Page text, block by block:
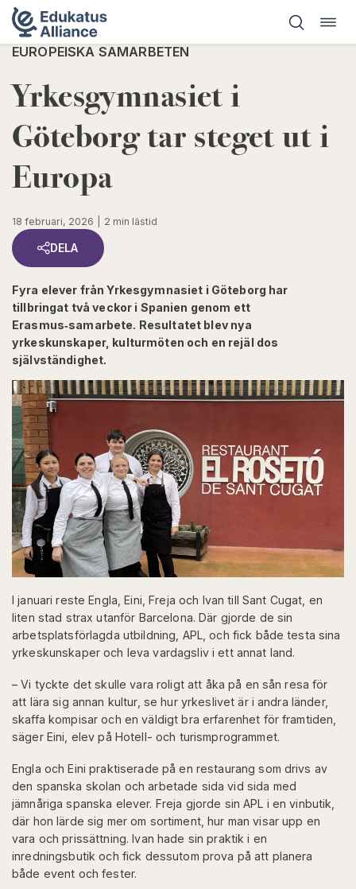
Hoppa
till
Yrkes­gymnasiet i
Göteborg tar steget ut i
Europa
EUROPEISKA SAMARBETEN
18 februari, 2026 2 min lästid
DELA
Fyra elever från Yrkesgymnasiet i Göteborg har
tillbringat två veckor i Spanien genom ett
Erasmus‑samarbete. Resultatet blev nya
yrkeskunskaper, kulturmöten och en rejäl dos
självständighet.
I januari reste Engla, Eini, Freja och Ivan till Sant Cugat, en
liten stad strax utanför Barcelona. Där gjorde de sin
arbetsplatsförlagda utbildning, APL, och fick både testa sina
yrkeskunskaper och leva vardagsliv i ett annat land.
– Vi tyckte det skulle vara roligt att åka på en sån resa för
att lära sig annan kultur, se hur yrkeslivet är i andra länder,
skaffa kompisar och en väldigt bra erfarenhet för framtiden,
säger Eini, elev på Hotell- och turismprogrammet.
Engla och Eini praktiserade på en restaurang som drivs av
den spanska skolan och arbetade sida vid sida med
jämnåriga spanska elever. Freja gjorde sin APL i en vinbutik,
där hon lärde sig mer om sortiment, hur man visar upp en
vara och prissättning. Ivan hade sin praktik i en
inredningsbutik och fick dessutom prova på att planera
både event och fester.